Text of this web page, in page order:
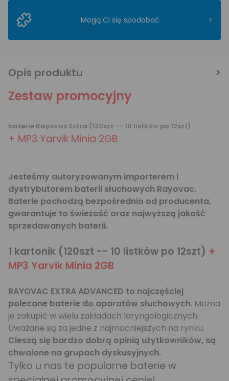
Mogą Ci się spodobać >
Opis produktu
Zestaw promocyjny
baterie Rayovac Extra (120szt -- 10 listków po 12szt)
+ MP3 Yarvik Minia 2GB
Jesteśmy autoryzowanym importerem i
dystrybutorem baterii słuchowych Rayovac.
Baterie pochodzą bezpośrednio od producenta,
gwarantuje to świeżość oraz najwyższą jakość
sprzedawanych baterii.
1 kartonik (120szt -- 10 listków po 12szt) +
MP3 Yarvik Minia 2GB
RAYOVAC EXTRA ADVANCED to najczęściej
polecane baterie do aparatów słuchowych. Można
je zakupić w wielu zakładach laryngologicznych.
Uważane są za jedne z najmocniejszych na rynku.
Cieszą się bardzo dobrą opinią użytkowników, są
chwalone na grupach dyskusyjnych.
Tylko u nas te popularne baterie w